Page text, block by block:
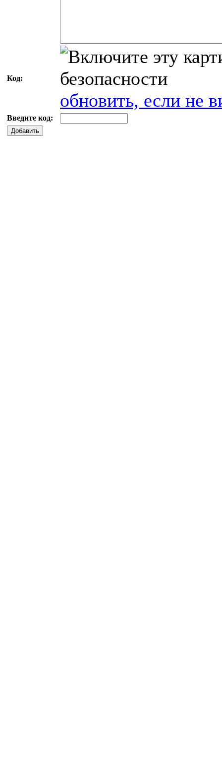
Код:
обновить, если не
Введите код:
Добавить